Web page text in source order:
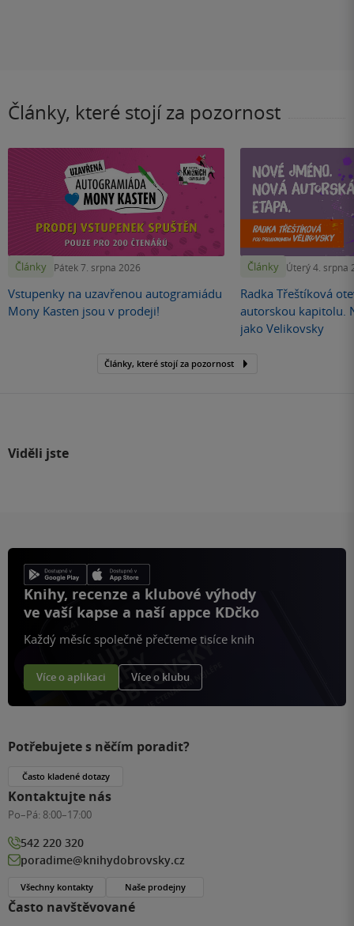
Články, které stojí za pozornost
Články Pátek 7. srpna 2026
Vstupenky na uzavřenou autogramiádu
Mony Kasten jsou v prodeji!
Články Úterý 4. srpna
Radka Třeštíková
autorskou kapitolu.
jako Velikovsky
Články, které stojí za pozornost
Viděli jste
Knihy, recenze a klubové výhody
ve vaší kapse a naší appce KDčko
Každý měsíc společně přečteme tisíce knih
Více o aplikaci Více o klubu
Často navštěvované
Potřebujete s něčím poradit?
Často kladené dotazy
Kontaktujte nás
Po–Pá: 8:00–17:00
542 220 320
poradime@knihydobrovsky.cz
Všechny kontakty Naše prodejny